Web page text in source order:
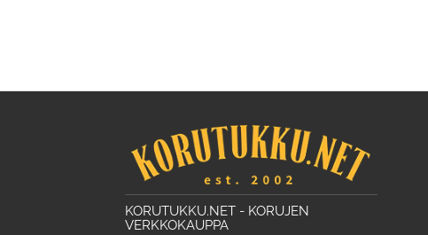
KORUTUKKU.NET - KORUJEN
VERKKOKAUPPA